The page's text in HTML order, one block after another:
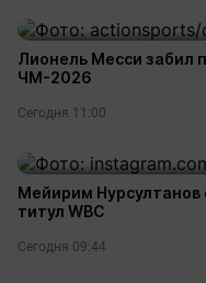
Лионель Месси забил
ЧМ-2026
Сегодня 11:00
Мейирим Нурсултанов
титул WBC
Сегодня 09:44